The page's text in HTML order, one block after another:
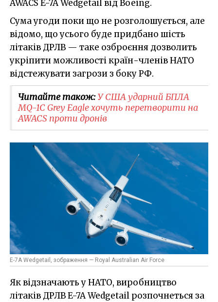
AWACS E-7A Wedgetail від Boeing.
Сума угоди поки що не розголошується, але
відомо, що усього буде придбано шість
літаків ДРЛВ — таке озброєння дозволить
укріпити можливості країн-членів НАТО
відстежувати загрози з боку РФ.
Читайте також:У США ударний БПЛА
MQ-1C Grey Eagle хочуть перетворити на
AWACS проти дронів
E-7A Wedgetail, зображення — Royal Australian Air Force
Як відзначають у НАТО, виробництво
літаків ДРЛВ E-7A Wedgetail розпочнеться за